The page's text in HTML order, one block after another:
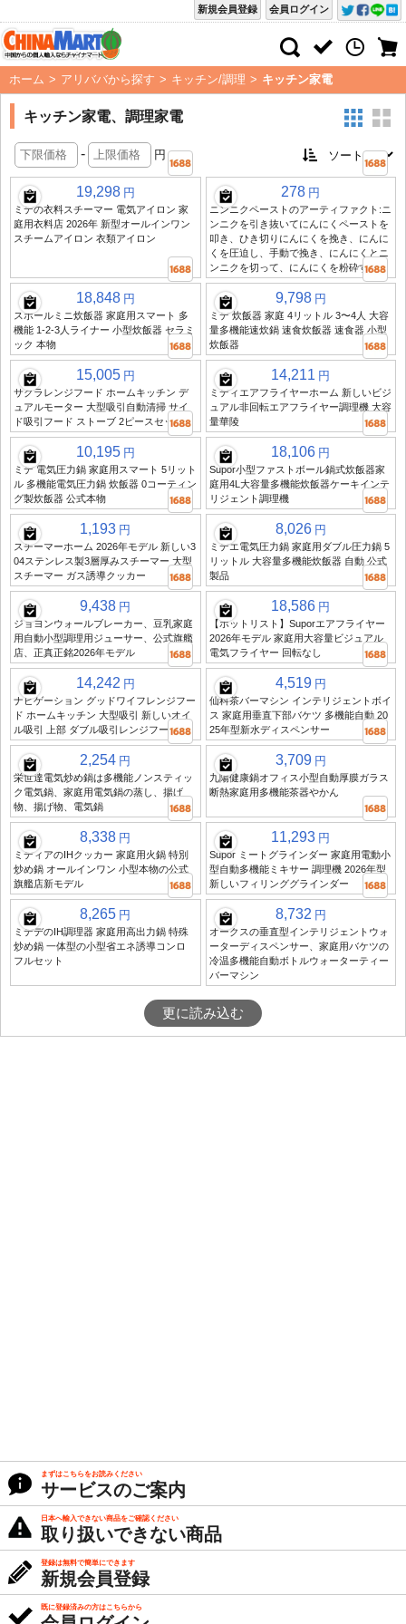
会員ログイン
新規会員登録
ホーム > アリババから探す > キッチン/調理 > キッチン家電
キッチン家電、調理家電
- 円
19,298 円
ミデの衣料スチーマー 電気アイロン 家
庭用衣料店 2026年 新型オールインワン
スチームアイロン 衣類アイロン
278 円
ニンニクペーストのアーティファクト:ニ
ンニクを引き抜いてにんにくペーストを
叩き、ひき切りにんにくを挽き、にんに
くを圧迫し、手動で挽き、にんにくとニ
ンニクを切って、にんにくを粉砕する
18,848 円
スポールミニ炊飯器 家庭用スマート 多
機能 1-2-3人ライナー 小型炊飯器 セラミ
ック 本物
9,798 円
ミデ 炊飯器 家庭 4リットル 3〜4人 大容
量多機能速炊鍋 速食炊飯器 速食器 小型
炊飯器
15,005 円
サクラレンジフード ホームキッチン デ
ュアルモーター 大型吸引自動清掃 サイ
ド吸引フード ストーブ 2ピースセット
14,211 円
ミディエアフライヤーホーム 新しいビジ
ュアル非回転エアフライヤー調理機 大容
量華陵
10,195 円
ミデ 電気圧力鍋 家庭用スマート 5リット
ル 多機能電気圧力鍋 炊飯器 0コーティン
グ製炊飯器 公式本物
18,106 円
Supor小型ファストボール鍋式炊飯器家
庭用4L大容量多機能炊飯器ケーキインテ
リジェント調理機
1,193 円
スチーマーホーム 2026年モデル 新しい3
04ステンレス製3層厚みスチーマー 大型
スチーマー ガス誘導クッカー
8,026 円
ミデエ電気圧力鍋 家庭用ダブル圧力鍋 5
リットル 大容量多機能炊飯器 自動 公式
製品
9,438 円
ジョヨンウォールブレーカー、豆乳家庭
用自動小型調理用ジューサー、公式旗艦
店、正真正銘2026年モデル
18,586 円
【ホットリスト】Suporエアフライヤー
2026年モデル 家庭用大容量ビジュアル
電気フライヤー 回転なし
14,242 円
ナビゲーション グッドワイフレンジフー
ド ホームキッチン 大型吸引 新しいオイ
ル吸引 上部 ダブル吸引レンジフード
4,519 円
仙科茶バーマシン インテリジェントボイ
ス 家庭用垂直下部バケツ 多機能自動 20
25年型新水ディスペンサー
2,254 円
栄世達電気炒め鍋は多機能ノンスティッ
ク電気鍋、家庭用電気鍋の蒸し、揚げ
物、揚げ物、電気鍋
3,709 円
九陽健康鍋オフィス小型自動厚膜ガラス
断熱家庭用多機能茶器やかん
8,338 円
ミディアのIHクッカー 家庭用火鍋 特別
炒め鍋 オールインワン 小型本物の公式
旗艦店新モデル
11,293 円
Supor ミートグラインダー 家庭用電動小
型自動多機能ミキサー 調理機 2026年型
新しいフィリンググラインダー
8,265 円
ミデデのIH調理器 家庭用高出力鍋 特殊
炒め鍋 一体型の小型省エネ誘導コンロ
フルセット
8,732 円
オークスの垂直型インテリジェントウォ
ーターディスペンサー、家庭用バケツの
冷温多機能自動ボトルウォーターティー
バーマシン
更に読み込む
まずはこちらをお読みください
サービスのご案内
日本へ輸入できない商品をご確認ください
取り扱いできない商品
登録は無料で簡単にできます
新規会員登録
既に登録済みの方はこちらから